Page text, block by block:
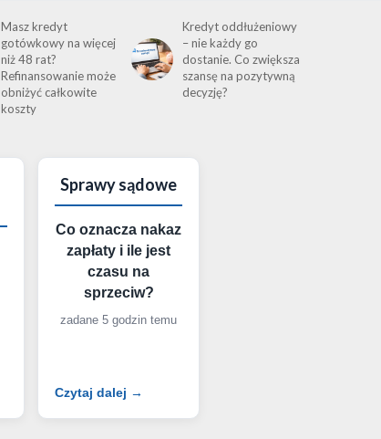
Masz kredyt
gotówkowy na więcej
niż 48 rat?
Refinansowanie może
obniżyć całkowite
koszty
Kredyt oddłużeniowy
– nie każdy go
dostanie. Co zwiększa
szansę na pozytywną
decyzję?
Sprawy sądowe
Co oznacza nakaz
zapłaty i ile jest
czasu na
sprzeciw?
zadane 5 godzin temu
Czytaj dalej →